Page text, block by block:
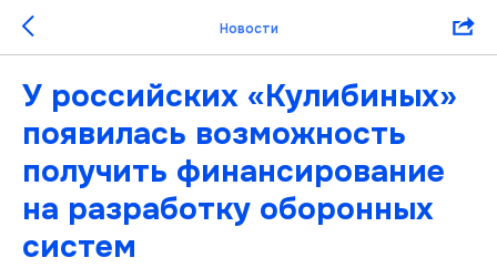
Новости
У российских «Кулибиных»
появилась возможность
получить финансирование
на разработку оборонных
систем